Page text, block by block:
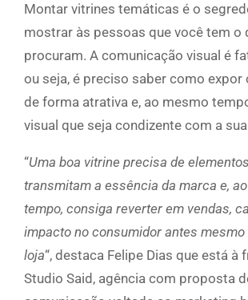
Montar vitrines temáticas é o
mostrar às pessoas que você tem o
procuram. A comunicação visual é
ou seja, é preciso saber como
de forma atrativa e, ao mesmo
visual que seja condizente com a
“Uma boa vitrine precisa de
transmitam a essência da marca e,
tempo, consiga reverter em vendas,
impacto no consumidor antes mesmo
loja“, destaca Felipe Dias que está à
Studio Said, agência com proposta